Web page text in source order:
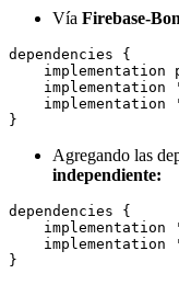
Vía Firebase-
dependencies {
implementation
implementation
implementation
Agregando las
independiente:
dependencies {
implementation
implementation